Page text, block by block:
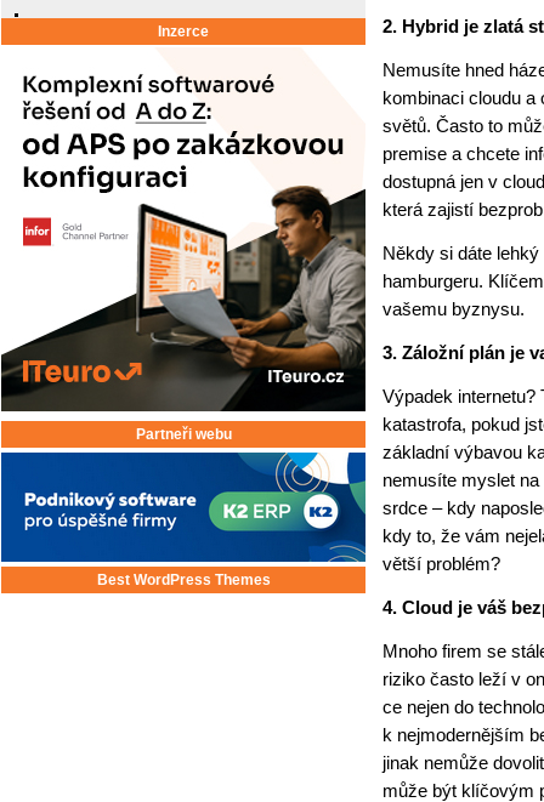
Inzerce
Partneři webu
Best WordPress Themes
2. Hybrid je zlatá
Nemusíte hned
kombinaci cloudu
světů. Často to
premise a chcete
dostupná jen v
která zajistí
Někdy si dáte
hamburgeru.
vašemu byznysu.
3. Záložní plán je
Výpadek internetu?
katastrofa, pokud
základní výbavou
nemusíte myslet
srdce – kdy
kdy to, že vám
větší problém?
4. Cloud je váš
Mnoho firem se
riziko často leží v
ce nejen do
k nejmodernějším
jinak nemůže
může být klíčovým